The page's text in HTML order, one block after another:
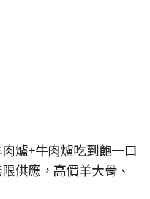
爐+牛肉爐吃到飽一口
供應，高價羊大骨、